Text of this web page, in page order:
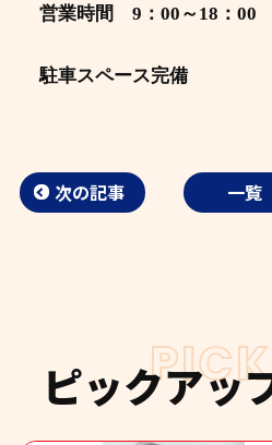
営業時間 9：00～18：00
駐車スペース完備
次の記事 一覧
ピックアッ